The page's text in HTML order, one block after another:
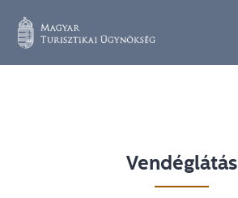
Vendéglátás